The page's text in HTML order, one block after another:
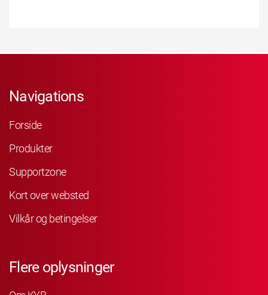
Navigations
Forside
Produkter
Supportzone
Kort over websted
Vilkår og betingelser
Flere oplysninger